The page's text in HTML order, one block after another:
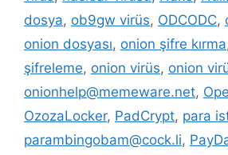
dosya, ob9gw virüs, ODCODC,
onion dosyası, onion şifre kırma
şifreleme, onion virüs, onion
onionhelp@memeware.net,
OzozaLocker, PadCrypt, para
parambingobam@cock.li,